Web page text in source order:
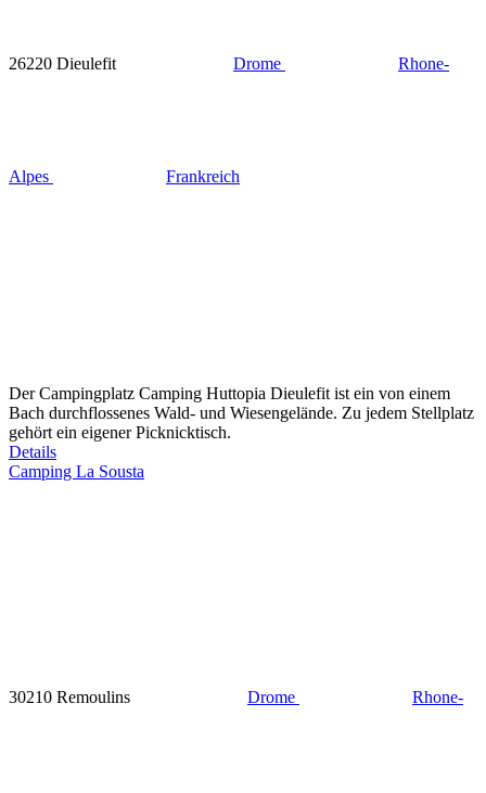
26220 Dieulefit Drome Rhone-
Alpes Frankreich
Der Campingplatz Camping Huttopia Dieulefit ist ein von einem
Bach durchflossenes Wald- und Wiesengelände. Zu jedem Stellplatz
gehört ein eigener Picknicktisch.
Details
Camping La Sousta
30210 Remoulins Drome Rhone-